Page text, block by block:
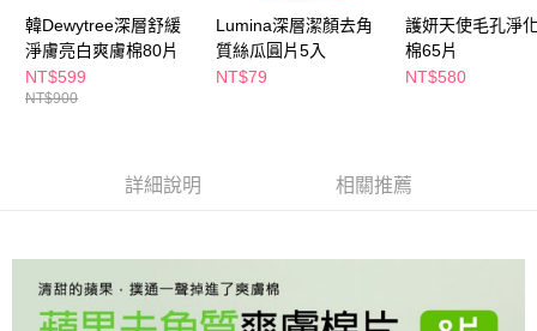
【「AFTEE先享後付」結帳流程】
１．於結帳方式選擇「AFTEE先享後付」後，將跳轉至「AFTEE先享後付」
結帳頁面，進行簡訊認證並確認金額後，即可完成結帳。
２．訂單成立數日內，您將收到繳費通知簡訊。
※ 請注意：結帳手續完成當下不需立刻繳費，但若您需要取消訂單，請聯絡
購買商品的店家。未經商家同意取消之訂單仍視為有效，需透過AFTEE先享
是否繳費成功／繳費後需取消欲退款等相關疑問，請聯繫「AFTEE先享後付
客戶支援中心」 https://netprotections.freshdesk.com/support/home
【注意事項】
每筆NT$65，滿NT$390(含以上)免運費
付款後全家取貨
每筆NT$65，滿NT$490(含以上)免運費
7-11取貨付款
韓Dewytree深層舒緩
淨膚亮白爽膚棉80片
NT$599
NT$900
Lumina深層潔顏去角
質絲瓜圓片5入
NT$79
護妍天使毛孔淨
棉65片
NT$580
詳細說明 相關推薦